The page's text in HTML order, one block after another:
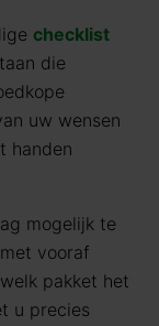
checklist
die
uw wensen
handen
mogelijk te
vooraf
pakket het
u precies